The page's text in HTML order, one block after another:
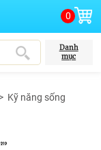
0
Danh
mục
Kỹ năng sống